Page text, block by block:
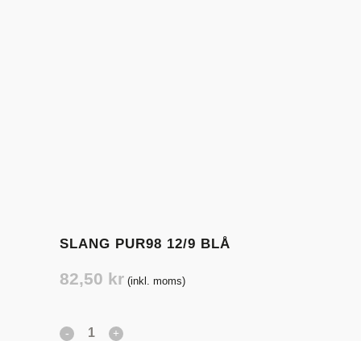
SLANG PUR98 12/9 BLÅ
82,50 kr (inkl. moms)